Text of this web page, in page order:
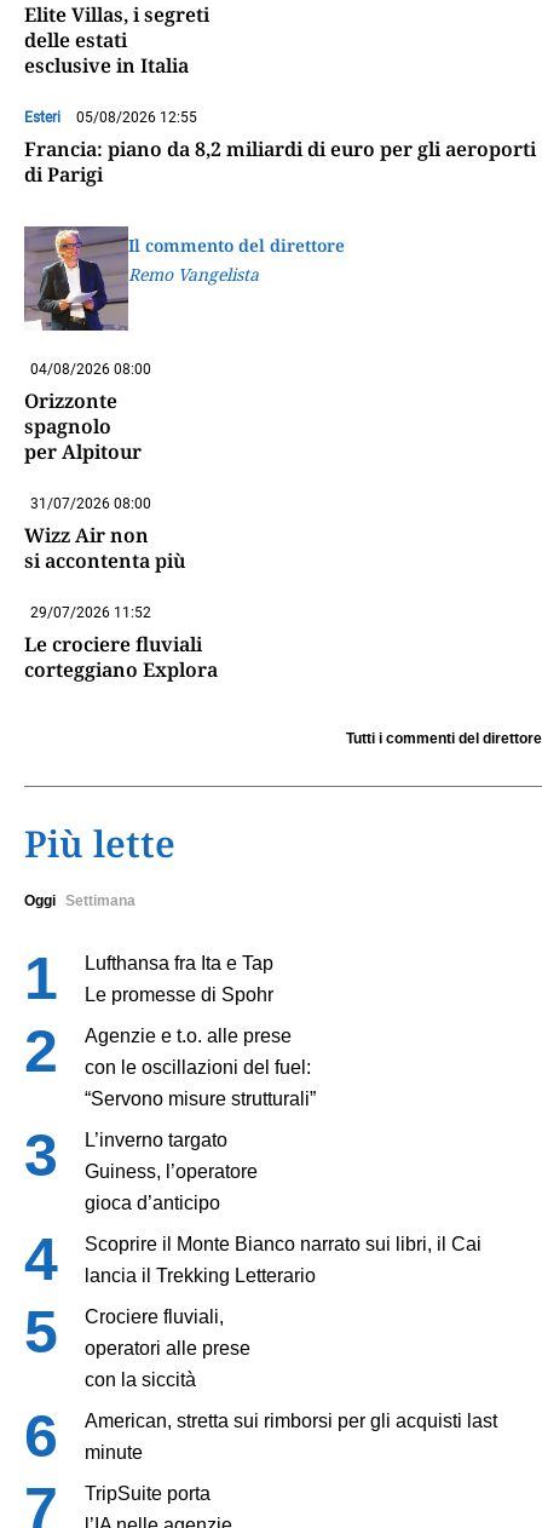
Elite Villas, i segreti
delle estati
esclusive in Italia
Esteri 05/08/2026 12:55
Francia: piano da 8,2 miliardi di euro per gli aeroporti
di Parigi
Il commento del direttore
Remo Vangelista
04/08/2026 08:00
Orizzonte
spagnolo
per Alpitour
31/07/2026 08:00
Wizz Air non
si accontenta più
29/07/2026 11:52
Le crociere fluviali
corteggiano Explora
Tutti i commenti del direttore
Più lette
Oggi Settimana
Lufthansa fra Ita e Tap
Le promesse di Spohr
Agenzie e t.o. alle prese
con le oscillazioni del fuel:
“Servono misure strutturali”
L’inverno targato
Guiness, l’operatore
gioca d’anticipo
Scoprire il Monte Bianco narrato sui libri, il Cai
lancia il Trekking Letterario
Crociere fluviali,
operatori alle prese
con la siccità
American, stretta sui rimborsi per gli acquisti last
minute
TripSuite porta